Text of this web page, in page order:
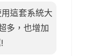
這套系統大
多，也增加